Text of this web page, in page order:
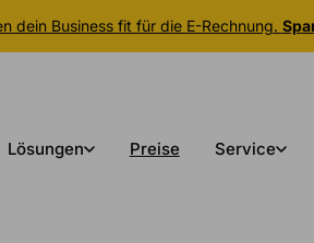
dein Business fit für die E-Rechnung.
Lösungen Preise Service